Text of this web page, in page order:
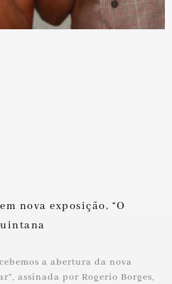
nova exposição, “O
a abertura da nova
assinada por Rogerio Borges,